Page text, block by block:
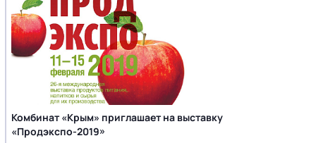
Комбинат «Крым» приглашает на выставку
«Продэкспо-2019»